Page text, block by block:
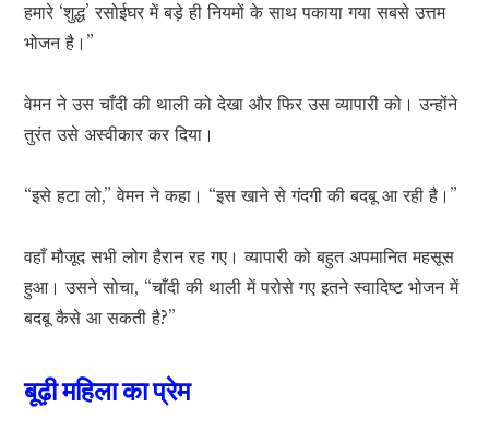
हमारे ‘शुद्ध’ रसोईघर में बड़े ही नियमों के साथ पकाया गया सबसे उत्तम
भोजन है।”
वेमन ने उस चाँदी की थाली को देखा और फिर उस व्यापारी को। उन्होंने
तुरंत उसे अस्वीकार कर दिया।
“इसे हटा लो,” वेमन ने कहा। “इस खाने से गंदगी की बदबू आ रही है।”
वहाँ मौजूद सभी लोग हैरान रह गए। व्यापारी को बहुत अपमानित महसूस
हुआ। उसने सोचा, “चाँदी की थाली में परोसे गए इतने स्वादिष्ट भोजन में
बदबू कैसे आ सकती है?”
बूढ़ी महिला का प्रेम